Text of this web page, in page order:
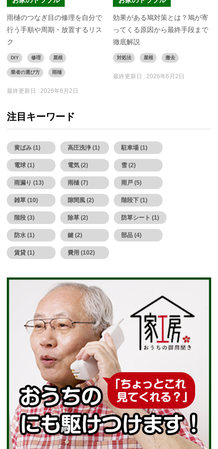
雨樋のつなぎ目の修理を自分で
行う手順や周期・放置するリス
ク
DIY 修理 屋根
業者の選び方 雨樋
最終更新日 : 2026年6月2日
効果がある鳩対策とは？鳩が寄
ってくる原因から最終手段まで
徹底解説
対処法 屋根 撤去
最終更新日 :2026年6月2日
注目キーワード
黄ばみ (1) 高圧洗浄 (1) 駐車場 (1)
電球 (1) 電気 (2) 雪 (2)
雨漏り (13) 雨樋 (7) 雨戸 (5)
雑草 (10) 隙間風 (2) 階段下 (1)
階段 (3) 除草 (2) 防草シート (1)
防水 (1) 鍵 (2) 部品 (4)
賃貸 (1) 費用 (102)